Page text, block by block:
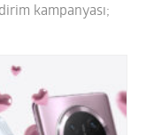
kampanyası;